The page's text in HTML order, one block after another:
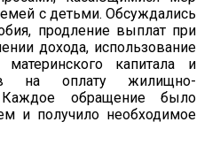
с детьми. Обсуждались
продление выплат при
дохода, использование
материнского капитала и
на оплату жилищно-
обращение было
и получило необходимое